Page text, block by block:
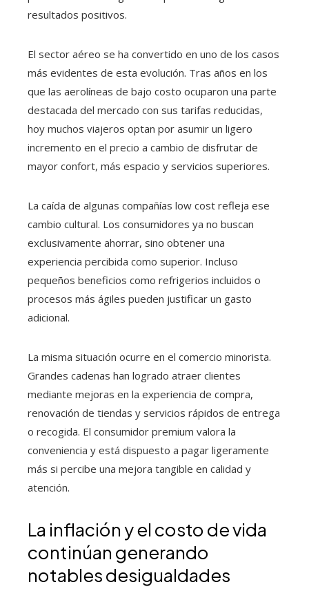
resultados positivos.
El sector aéreo se ha convertido en uno de los casos
más evidentes de esta evolución. Tras años en los
que las aerolíneas de bajo costo ocuparon una parte
destacada del mercado con sus tarifas reducidas,
hoy muchos viajeros optan por asumir un ligero
incremento en el precio a cambio de disfrutar de
mayor confort, más espacio y servicios superiores.
La caída de algunas compañías low cost refleja ese
cambio cultural. Los consumidores ya no buscan
exclusivamente ahorrar, sino obtener una
experiencia percibida como superior. Incluso
pequeños beneficios como refrigerios incluidos o
procesos más ágiles pueden justificar un gasto
adicional.
La misma situación ocurre en el comercio minorista.
Grandes cadenas han logrado atraer clientes
mediante mejoras en la experiencia de compra,
renovación de tiendas y servicios rápidos de entrega
o recogida. El consumidor premium valora la
conveniencia y está dispuesto a pagar ligeramente
más si percibe una mejora tangible en calidad y
atención.
La inflación y el costo de vida
continúan generando
notables desigualdades